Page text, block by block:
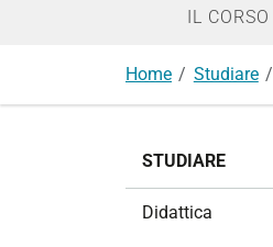
IL CORSO
Home Studiare
STUDIARE
Didattica